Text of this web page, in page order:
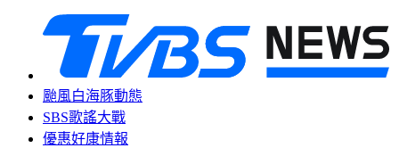
颱風白海豚動態
SBS歌謠大戰
優惠好康情報